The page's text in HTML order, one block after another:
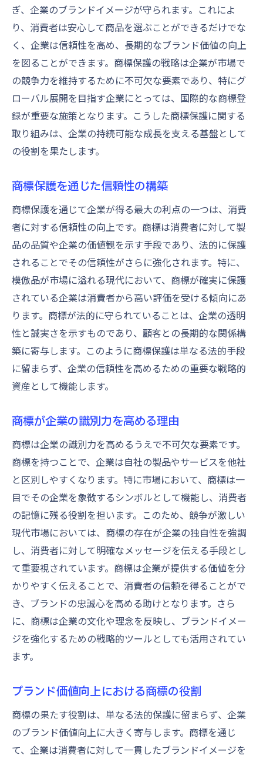
ブランド強化に繋がる商標保護の最新手法
最新の商標保護技術とその効果
デジタル時代における商標保護
国際市場での商標保護戦略
商標保護とブランド認識の向上
新しい商標保護のトレンド
商標保護の未来とその展望
商標戦略を活用し企業の競争力を維持する
商標による市場シェアの拡大
商標を用いた差別化戦略
商標戦略とブランド維持の関係
商標が企業成長に与える影響
商標権と競争優位性の確立
法的保障を得るための商標活用法を解説
商標権取得による法的保護の強化
商標を用いた法的リスク管理
商標侵害を防ぐための対策
商標権の法的効力とその活用例
商標が提供する法的保障の範囲
企業成長を促す商標保護の具体的メリット
商標保護がもたらす成長の機会
商標戦略による市場での優位性
商標保護を通じた収益の向上
企業価値を高める商標の力
商標保護が企業成長に貢献する理由
商標が開く新たなビジネスチャンス
商標保護を通じた知的財産の最大活用法
知的財産戦略としての商標保護
商標による知的財産の価値向上
商標と他の知的財産権の連携
響
知的財産を最大限に活用する商標戦略
ぎ、企業のブランドイメージが守られます。これによ
り、消費者は安心して商品を選ぶことができるだけでな
く、企業は信頼性を高め、長期的なブランド価値の向上
を図ることができます。商標保護の戦略は企業が市場で
の競争力を維持するために不可欠な要素であり、特にグ
ローバル展開を目指す企業にとっては、国際的な商標登
録が重要な施策となります。こうした商標保護に関する
取り組みは、企業の持続可能な成長を支える基盤として
の役割を果たします。
商標保護を通じた信頼性の構築
商標保護を通じて企業が得る最大の利点の一つは、消費
者に対する信頼性の向上です。商標は消費者に対して製
品の品質や企業の価値観を示す手段であり、法的に保護
されることでその信頼性がさらに強化されます。特に、
模倣品が市場に溢れる現代において、商標が確実に保護
されている企業は消費者から高い評価を受ける傾向にあ
ります。商標が法的に守られていることは、企業の透明
性と誠実さを示すものであり、顧客との長期的な関係構
築に寄与します。このように商標保護は単なる法的手段
に留まらず、企業の信頼性を高めるための重要な戦略的
資産として機能します。
商標が企業の識別力を高める理由
商標は企業の識別力を高めるうえで不可欠な要素です。
商標を持つことで、企業は自社の製品やサービスを他社
と区別しやすくなります。特に市場において、商標は一
目でその企業を象徴するシンボルとして機能し、消費者
の記憶に残る役割を担います。このため、競争が激しい
現代市場においては、商標の存在が企業の独自性を強調
し、消費者に対して明確なメッセージを伝える手段とし
て重要視されています。商標は企業が提供する価値を分
かりやすく伝えることで、消費者の信頼を得ることがで
き、ブランドの忠誠心を高める助けとなります。さら
に、商標は企業の文化や理念を反映し、ブランドイメー
ジを強化するための戦略的ツールとしても活用されてい
ます。
ブランド価値向上における商標の役割
商標の果たす役割は、単なる法的保護に留まらず、企業
のブランド価値向上に大きく寄与します。商標を通じ
て、企業は消費者に対して一貫したブランドイメージを